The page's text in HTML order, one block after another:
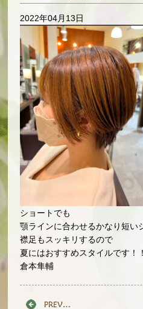
2022年04月13日
ショートでも
顎ラインに合わせるかなり短い
襟足もスッキリするので
夏にはおすすめスタイルです！！
倉本隼輔